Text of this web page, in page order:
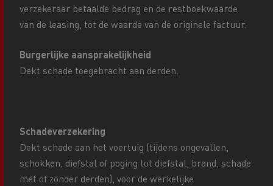
verzekeraar betaalde bedrag en de restboekwaarde
van de leasing, tot de waarde van de originele factuur.
Burgerlijke aansprakelijkheid
Dekt schade toegebracht aan derden.
Schadeverzekering
Dekt schade aan het voertuig (tijdens ongevallen,
schokken, diefstal of poging tot diefstal, brand, schade
met of zonder derden), voor de werkelijke